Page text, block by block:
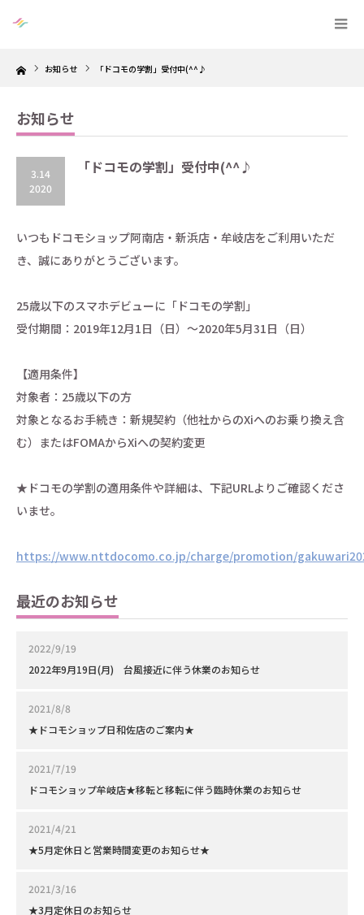
Home お知らせ 「ドコモの学割」受付中(^^♪
お知らせ
3.14
2020
「ドコモの学割」受付中(^^♪
いつもドコモショップ阿南店・新浜店・牟岐店をご利用いただ
き、誠にありがとうございます。
25歳以下のスマホデビューに「ドコモの学割」
受付期間：2019年12月1日（日）～2020年5月31日（日）
【適用条件】
対象者：25歳以下の方
対象となるお手続き：新規契約（他社からのXiへのお乗り換え含
む）またはFOMAからXiへの契約変更
★ドコモの学割の適用条件や詳細は、下記URLよりご確認くださ
いませ。
https://www.nttdocomo.co.jp/charge/promotion/
最近のお知らせ
2022/9/19
2022年9月19日(月) 台風接近に伴う休業のお知らせ
2021/8/8
★ドコモショップ日和佐店のご案内★
2021/7/19
ドコモショップ牟岐店★移転と移転に伴う臨時休業のお知らせ
2021/4/21
★5月定休日と営業時間変更のお知らせ★
2021/3/16
★3月定休日のお知らせ